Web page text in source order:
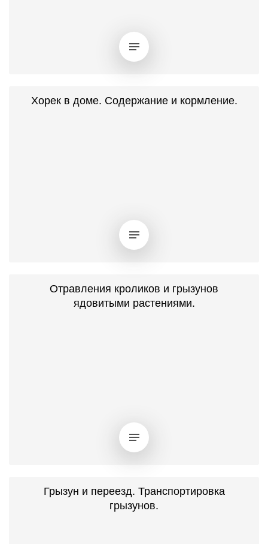
Хорек в доме. Содержание и кормление.
Отравления кроликов и грызунов
ядовитыми растениями.
Грызун и переезд. Транспортировка
грызунов.